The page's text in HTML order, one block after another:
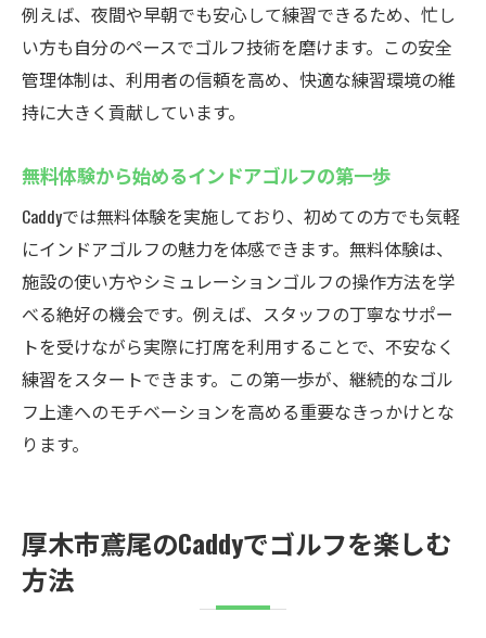
例えば、夜間や早朝でも安心して練習できるため、忙し
い方も自分のペースでゴルフ技術を磨けます。この安全
管理体制は、利用者の信頼を高め、快適な練習環境の維
持に大きく貢献しています。
無料体験から始めるインドアゴルフの第一歩
Caddyでは無料体験を実施しており、初めての方でも気軽
にインドアゴルフの魅力を体感できます。無料体験は、
施設の使い方やシミュレーションゴルフの操作方法を学
べる絶好の機会です。例えば、スタッフの丁寧なサポー
トを受けながら実際に打席を利用することで、不安なく
練習をスタートできます。この第一歩が、継続的なゴル
フ上達へのモチベーションを高める重要なきっかけとな
ります。
厚木市鳶尾のCaddyでゴルフを楽しむ
方法